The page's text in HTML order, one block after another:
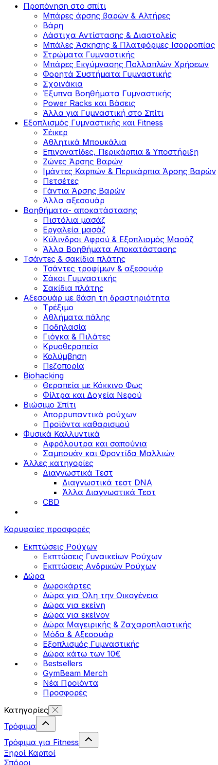
Προπόνηση στο σπίτι
Μπάρες άρσης βαρών & Αλτήρες
Βάρη
Λάστιχα Αντίστασης & Διαστολείς
Μπάλες Άσκησης & Πλατφόρμες Ισορροπίας
Στρώματα Γυμναστικής
Μπάρες Εκγύμνασης Πολλαπλών Χρήσεων
Φορητά Συστήματα Γυμναστικής
Σχοινάκια
Έξυπνα Βοηθήματα Γυμναστικής
Power Racks και Βάσεις
Άλλα για Γυμναστική στο Σπίτι
Εξοπλισμός Γυμναστικής και Fitness
Σέικερ
Αθλητικά Μπουκάλια
Επιγονατίδες, Περικάρπια & Υποστήριξη
Ζώνες Άρσης Βαρών
Ιμάντες Καρπών & Περικάρπια Άρσης Βαρών
Πετσέτες
Γάντια Άρσης Βαρών
Άλλα αξεσουάρ
Βοηθήματα- αποκατάστασης
Πιστόλια μασάζ
Εργαλεία μασάζ
Κύλινδροι Αφρού & Εξοπλισμός Μασάζ
Άλλα Βοηθήματα Αποκατάστασης
Τσάντες & σακίδια πλάτης
Τσάντες τροφίμων & αξεσουάρ
Σάκοι Γυμναστικής
Σακίδια πλάτης
Αξεσουάρ με βάση τη δραστηριότητα
Tρέξιμο
Αθλήματα πάλης
Ποδηλασία
Γιόγκα & Πιλάτες
Κρυοθεραπεία
Κολύμβηση
Πεζοπορία
Biohacking
Θεραπεία με Κόκκινο Φως
Φίλτρα και Δοχεία Νερού
Βιώσιμο Σπίτι
Απορρυπαντικά ρούχων
Προϊόντα καθαρισμού
Φυσικά Καλλυντικά
Αφρόλουτρα και σαπούνια
Σαμπουάν και Φροντίδα Μαλλιών
Άλλες κατηγορίες
Διαγνωστικά Τεστ
Διαγνωστικά τεστ DNA
Άλλα Διαγνωστικά Τεστ
CBD
Κορυφαίες προσφορές
Εκπτώσεις Ρούχων
Εκπτώσεις Γυναικείων Ρούχων
Εκπτώσεις Aνδρικών Ρούχων
Δώρα
Δωροκάρτες
Δώρα για Όλη την Οικογένεια
Δώρα για εκείνη
Δώρα για εκείνον
Δώρα Μαγειρικής & Ζαχαροπλαστικής
Μόδα & Αξεσουάρ
Εξοπλισμός Γυμναστικής
Δώρα κάτω των 10€
Bestsellers
GymBeam Merch
Νέα Προϊόντα
Προσφορές
Κατηγορίες
Τρόφιμα
Τρόφιμα για Fitness
Ξηροί Καρποί
Σπόροι